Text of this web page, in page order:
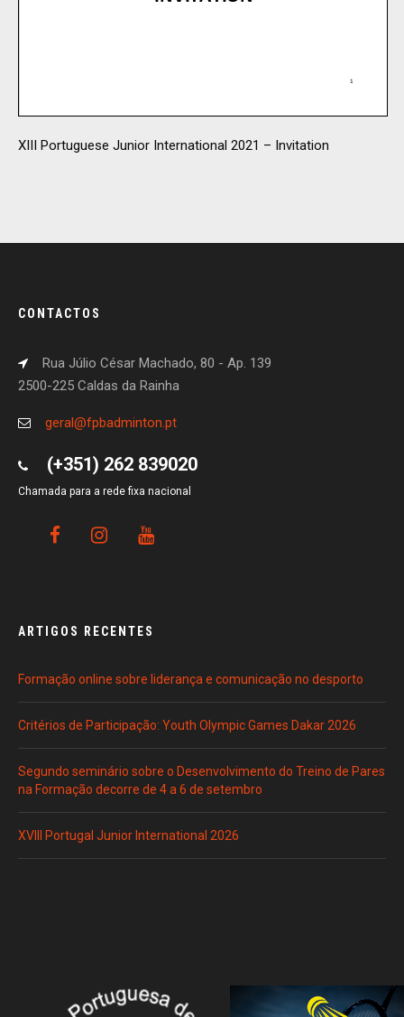
XIII Portuguese Junior International 2021 – Invitation
CONTACTOS
Rua Júlio César Machado, 80 - Ap. 139
2500-225 Caldas da Rainha
geral@fpbadminton.pt
(+351) 262 839020
Chamada para a rede fixa nacional
ARTIGOS RECENTES
Formação online sobre liderança e comunicação no desporto
Critérios de Participação: Youth Olympic Games Dakar 2026
Segundo seminário sobre o Desenvolvimento do Treino de Pares
na Formação decorre de 4 a 6 de setembro
XVIII Portugal Junior International 2026